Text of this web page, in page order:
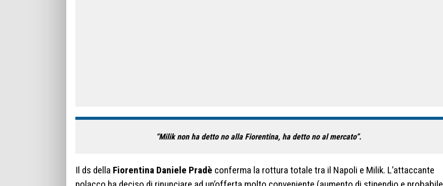
“Milik non ha detto no alla Fiorentina, ha detto no al mercato”.
Il ds della Fiorentina Daniele Pradè conferma la rottura totale tra il Napoli e Milik. L’attaccante